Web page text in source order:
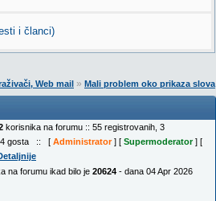
i članci)
Web mail » Mali problem oko prikaza slova
korisnika na forumu :: 55 registrovanih, 3
gosta :: [ Administrator] [ Supermoderator] [
na forumu ikad bilo je 20624 - dana 04 Apr 2026